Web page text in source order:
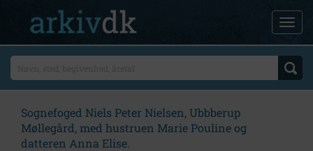
Sognefoged Niels Peter Nielsen, Ubbberup
Møllegård, med hustruen Marie Pouline og
datteren Anna Elise.